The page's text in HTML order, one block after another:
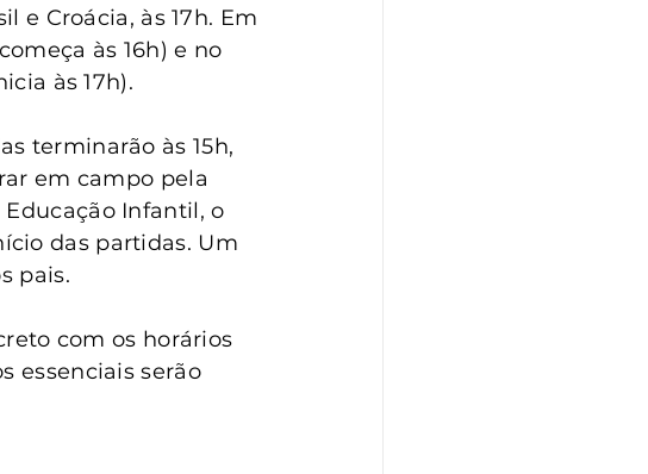
e Croácia, às 17h. Em
às 16h) e no
às 17h).
terminarão às 15h,
em campo pela
Infantil, o
das partidas. Um
pais.
com os horários
essenciais serão